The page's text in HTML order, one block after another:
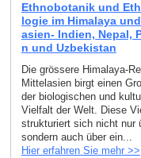
Ethnobotanik und
logie im Himalaya
asien- Indien, Nepal,
n und Uzbekistan
Die grössere Himalaya-
Mittelasien birgt einen
der biologischen und
Vielfalt der Welt. Diese
strukturiert sich nicht nur
sondern auch über ein...
Hier erfahren Sie mehr >>